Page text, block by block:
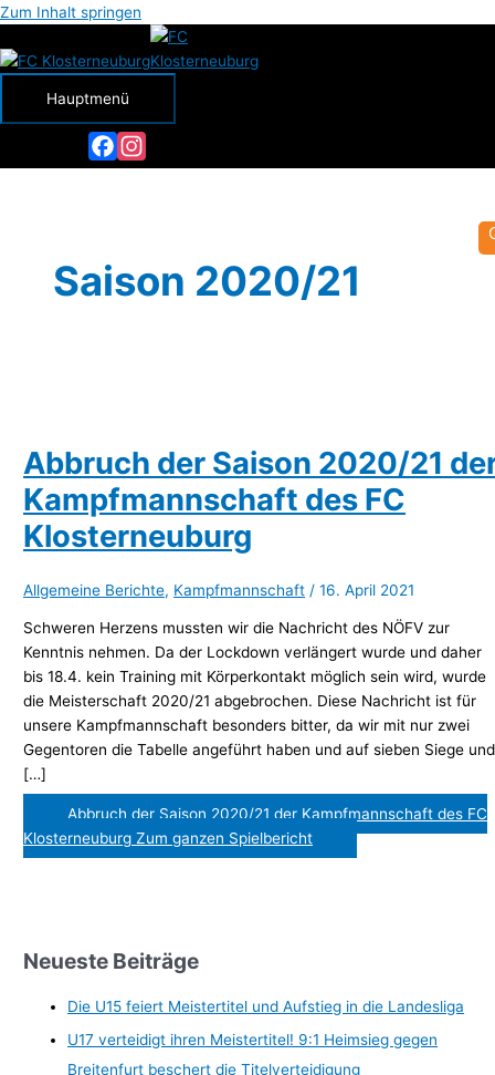
Zum Inhalt springen
Hauptmenü
Saison 2020/21
Abbruch der Saison 2020/21
Kampfmannschaft des FC
Klosterneuburg
Allgemeine Berichte, Kampfmannschaft /16. April 2021
Schweren Herzens mussten wir die Nachricht des NÖFV zur
Kenntnis nehmen. Da der Lockdown verlängert wurde und daher
bis 18.4. kein Training mit Körperkontakt möglich sein wird, wurde
die Meisterschaft 2020/21 abgebrochen. Diese Nachricht ist für
unsere Kampfmannschaft besonders bitter, da wir mit nur zwei
Gegentoren die Tabelle angeführt haben und auf sieben Siege und
[…]
Abbruch der Saison 2020/21 der Kampfmannschaft des FC
Klosterneuburg Zum ganzen Spielbericht
Neueste Beiträge
Die U15 feiert Meistertitel und Aufstieg in die Landesliga
U17 verteidigt ihren Meistertitel! 9:1 Heimsieg gegen
Breitenfurt beschert die Titelverteidigung